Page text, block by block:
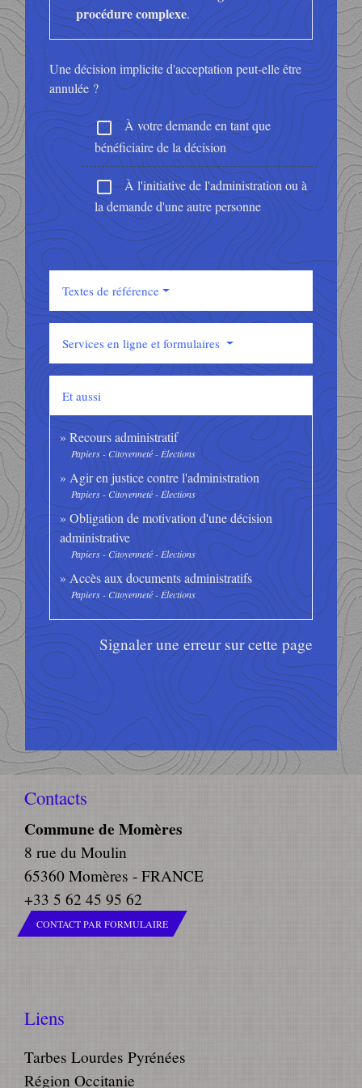
procédure complexe.
Une décision implicite d'acceptation peut-elle être
annulée ?
check_box_outline_blankÀ votre demande en tant que
bénéficiaire de la décision
check_box_outline_blankÀ l'initiative de l'administration ou à
la demande d'une autre personne
Textes de référence
Services en ligne et formulaires
Et aussi
Recours administratif
Papiers - Citoyenneté - Élections
Agir en justice contre l'administration
Papiers - Citoyenneté - Élections
Obligation de motivation d'une décision
administrative
Papiers - Citoyenneté - Élections
Accès aux documents administratifs
Papiers - Citoyenneté - Élections
Signaler une erreur sur cette page
Contacts
Commune de Momères
8 rue du Moulin
65360 Momères - FRANCE
+33 5 62 45 95 62
CONTACT PAR FORMULAIRE
Liens
Tarbes Lourdes Pyrénées
Région Occitanie